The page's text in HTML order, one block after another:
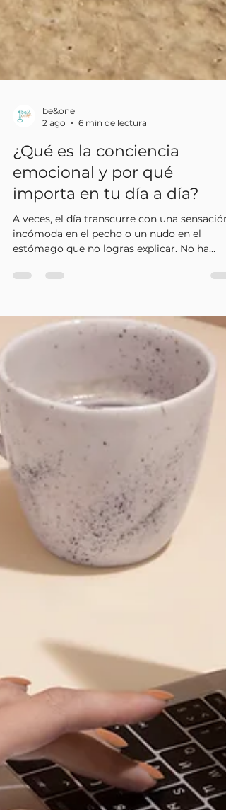
be&one
6 min de lectura
¿Qué es la conciencia
emocional y por qué
importa en tu día a día?
A veces, el día transcurre con una sensación
incómoda en el pecho o un nudo en el
ocurrido ningún gran evento dramático,
notas cierta tensión al responder un
una fatiga inusual a mitad de la tarde o una
impaciencia repentina con las personas que
quieres. Durante mucho tiempo, la
automática suele ser ignorar esa señal,
servirse otra taza de café y continuar con la
lista de pendientes.